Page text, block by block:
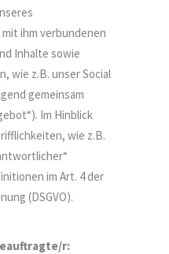
ihm verbundenen
Inhalte sowie
wie z.B. unser Social
gemeinsam
Im Hinblick
wie z.B.
im Art. 4 der
(DSGVO).
r: